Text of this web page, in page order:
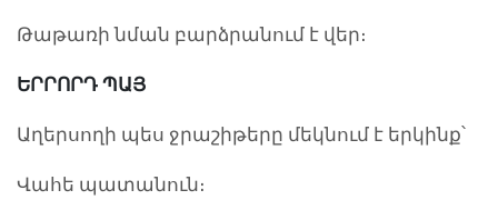
Թաթառի նման բարձրանում է վեր։
ԵՐՐՈՐԴ ՊԱՅ
Աղերսողի պես ջրաշիթերը մեկնում է երկինք՝
Վահե պատանուն։